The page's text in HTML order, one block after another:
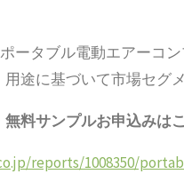
ータブル電動エアーコ
途に基づいて市場セグ
料サンプルお申込みはこ
reports/1008350/